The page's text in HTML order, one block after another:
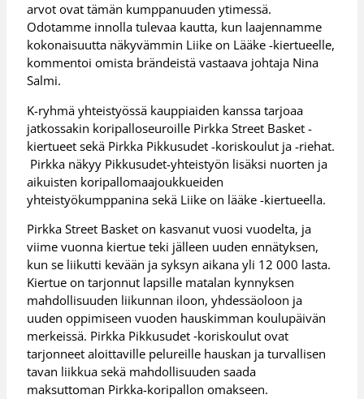
arvot ovat tämän kumppanuuden ytimessä.
Odotamme innolla tulevaa kautta, kun laajennamme
kokonaisuutta näkyvämmin Liike on Lääke -kiertueelle,
kommentoi omista brändeistä vastaava johtaja Nina
Salmi.
K-ryhmä yhteistyössä kauppiaiden kanssa tarjoaa
jatkossakin koripalloseuroille Pirkka Street Basket -
kiertueet sekä Pirkka Pikkusudet -koriskoulut ja -riehat.
Pirkka näkyy Pikkusudet-yhteistyön lisäksi nuorten ja
aikuisten koripallomaajoukkueiden
yhteistyökumppanina sekä Liike on lääke -kiertueella.
Pirkka Street Basket on kasvanut vuosi vuodelta, ja
viime vuonna kiertue teki jälleen uuden ennätyksen,
kun se liikutti kevään ja syksyn aikana yli 12 000 lasta.
Kiertue on tarjonnut lapsille matalan kynnyksen
mahdollisuuden liikunnan iloon, yhdessäoloon ja
uuden oppimiseen vuoden hauskimman koulupäivän
merkeissä. Pirkka Pikkusudet ‑koriskoulut ovat
tarjonneet aloittaville pelureille hauskan ja turvallisen
tavan liikkua sekä mahdollisuuden saada
maksuttoman Pirkka-koripallon omakseen.